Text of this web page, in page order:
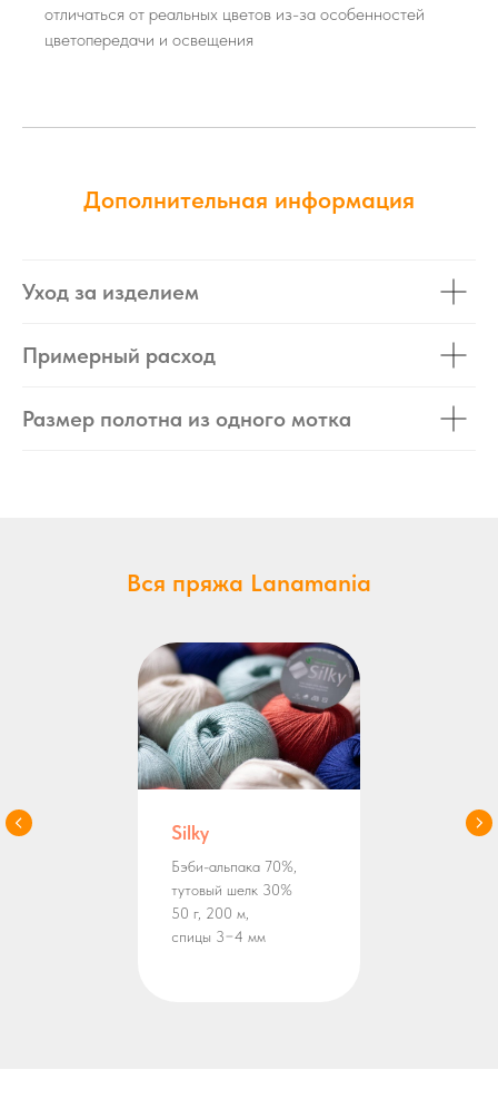
отличаться от реальных цветов из-за особенностей
цветопередачи и освещения
Дополнительная информация
Уход за изделием
Примерный расход
Размер полотна из одного мотка
Вся пряжа Lanamania
Silky
Бэби-альпака 70%,
тутовый шелк 30%
50 г, 200 м,
спицы 3−4 мм